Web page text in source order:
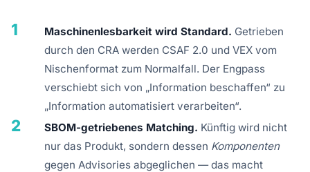
1 Maschinenlesbarkeit wird Standard. Getrieben
durch den CRA werden CSAF 2.0 und VEX vom
Nischenformat zum Normalfall. Der Engpass
verschiebt sich von „Information beschaffen“ zu
„Information automatisiert verarbeiten“.
2 SBOM-getriebenes Matching. Künftig wird nicht
nur das Produkt, sondern dessen Komponenten
gegen Advisories abgeglichen — das macht